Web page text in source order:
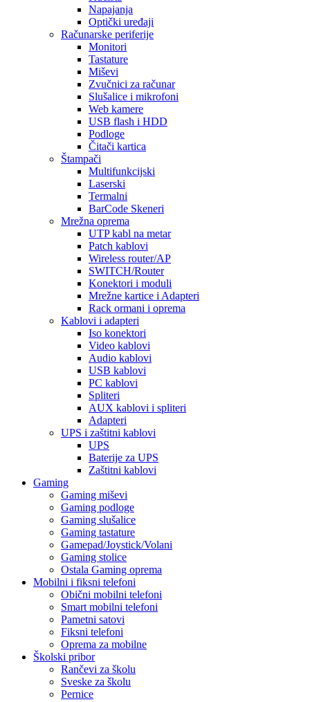
Napajanja
Optički uređaji
Računarske periferije
Monitori
Tastature
Miševi
Zvučnici za računar
Slušalice i mikrofoni
Web kamere
USB flash i HDD
Podloge
Čitači kartica
Štampači
Multifunkcijski
Laserski
Termalni
BarCode Skeneri
Mrežna oprema
UTP kabl na metar
Patch kablovi
Wireless router/AP
SWITCH/Router
Konektori i moduli
Mrežne kartice i Adapteri
Rack ormani i oprema
Kablovi i adapteri
Iso konektori
Video kablovi
Audio kablovi
USB kablovi
PC kablovi
Spliteri
AUX kablovi i spliteri
Adapteri
UPS i zaštitni kablovi
UPS
Baterije za UPS
Zaštitni kablovi
Gaming
Gaming miševi
Gaming podloge
Gaming slušalice
Gaming tastature
Gamepad/Joystick/Volani
Gaming stolice
Ostala Gaming oprema
Mobilni i fiksni telefoni
Obični mobilni telefoni
Smart mobilni telefoni
Pametni satovi
Fiksni telefoni
Oprema za mobilne
Školski pribor
Rančevi za školu
Sveske za školu
Pernice